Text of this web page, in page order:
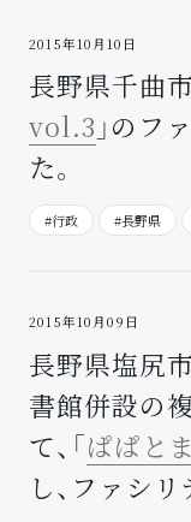
2015年10月10日
長野県千曲
vol.3 」のフ
た。
#行政 #長野県
2015年10月09日
長野県塩尻
書館併設の
て、「ぱぱと
し、ファシ